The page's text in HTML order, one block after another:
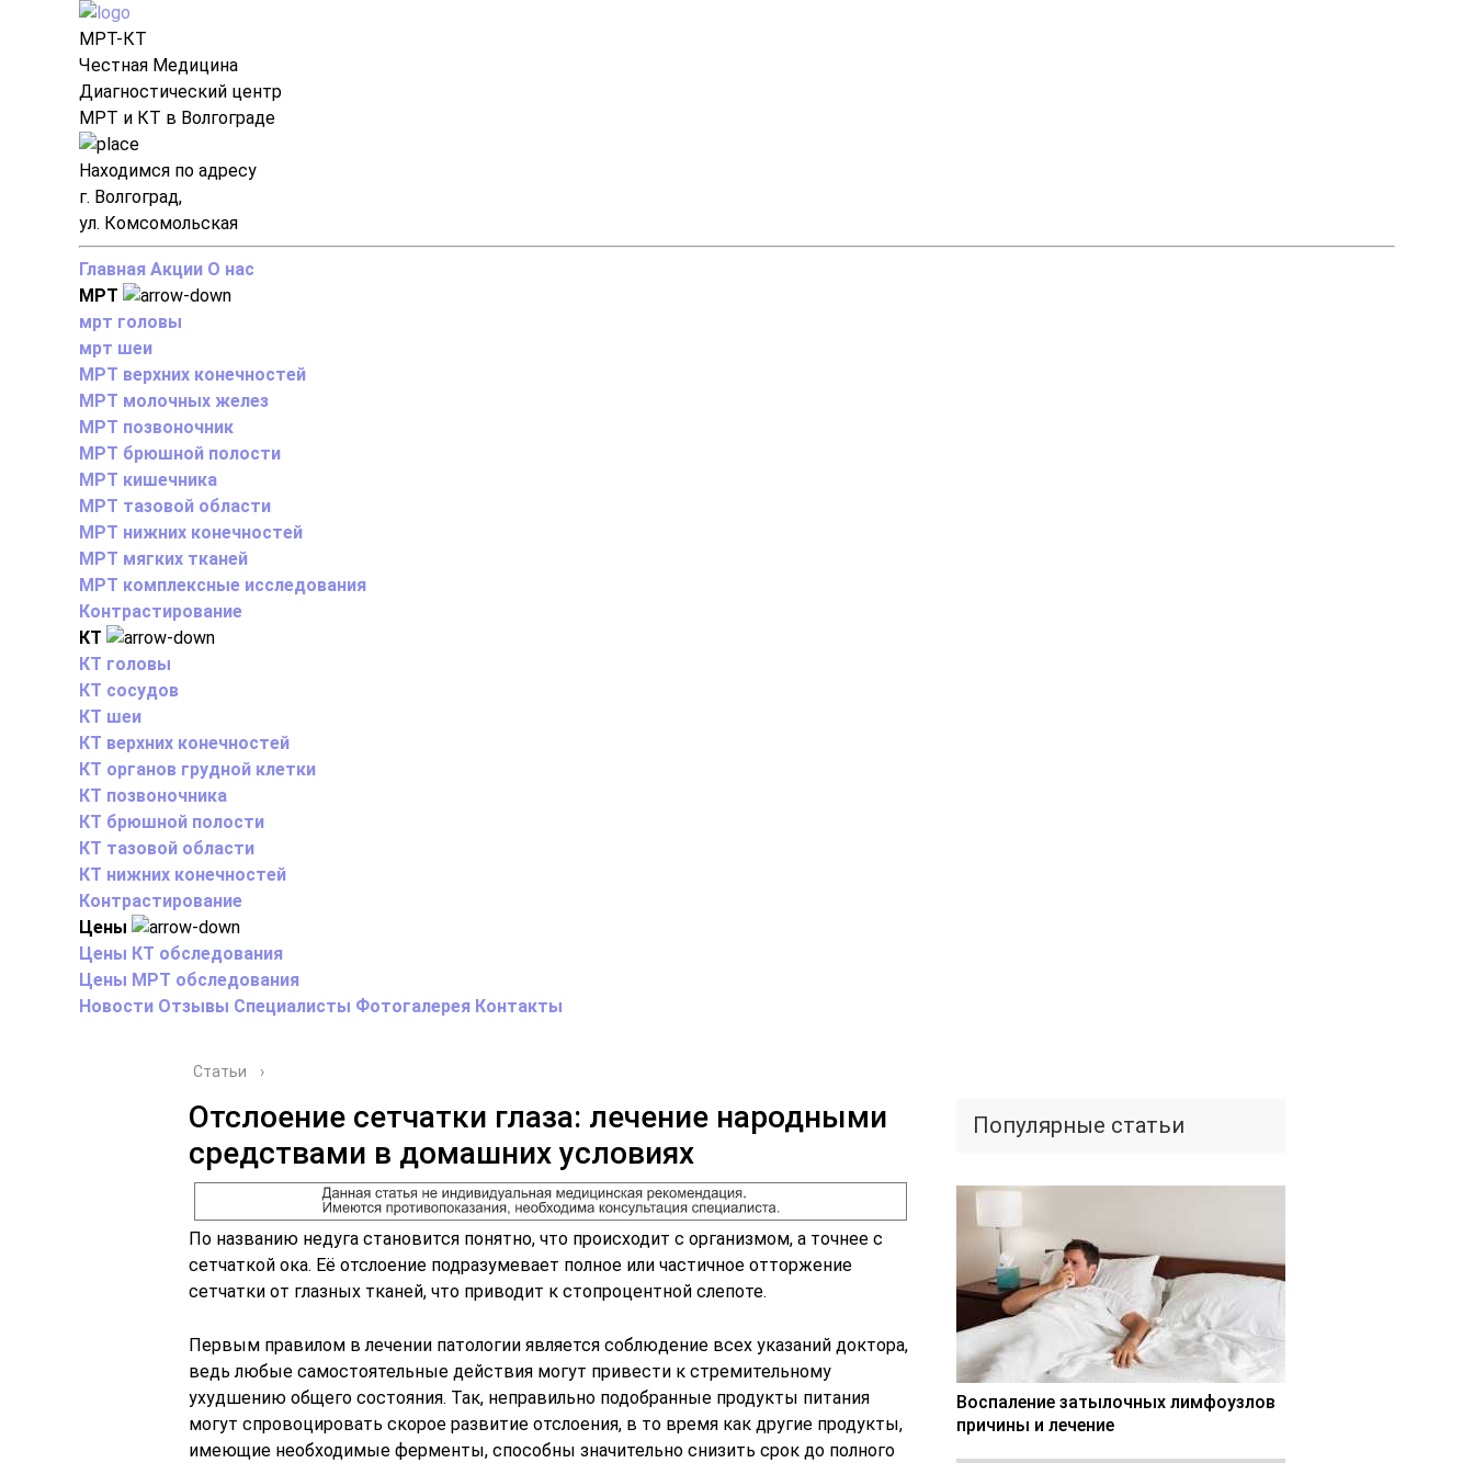
МРТ-КТ
Честная Медицина
Диагностический центр
МРТ и КТ в Волгограде
Находимся по адресу
г. Волгоград,
ул. Комсомольская
Главная Акции О нас
МРТ
мрт головы
мрт шеи
МРТ верхних конечностей
МРТ молочных желез
МРТ позвоночник
МРТ брюшной полости
МРТ кишечника
МРТ тазовой области
МРТ нижних конечностей
МРТ мягких тканей
МРТ комплексные исследования
Контрастирование
КТ
КТ головы
КТ сосудов
КТ шеи
КТ верхних конечностей
КТ органов грудной клетки
КТ позвоночника
КТ брюшной полости
КТ тазовой области
КТ нижних конечностей
Контрастирование
Цены
Цены КТ обследования
Цены МРТ обследования
Новости Отзывы Специалисты Фотогалерея Контакты
Статьи ›
Отслоение сетчатки глаза: лечение народными
средствами в домашних условиях
По названию недуга становится понятно, что происходит с организмом, а точнее с
сетчаткой ока. Её отслоение подразумевает полное или частичное отторжение
сетчатки от глазных тканей, что приводит к стопроцентной слепоте.
Первым правилом в лечении патологии является соблюдение всех указаний доктора,
ведь любые самостоятельные действия могут привести к стремительному
ухудшению общего состояния. Так, неправильно подобранные продукты питания
могут спровоцировать скорое развитие отслоения, в то время как другие продукты,
имеющие необходимые ферменты, способны значительно снизить срок до полного
Популярные статьи
Воспаление затылочных лимфоузлов
причины и лечение